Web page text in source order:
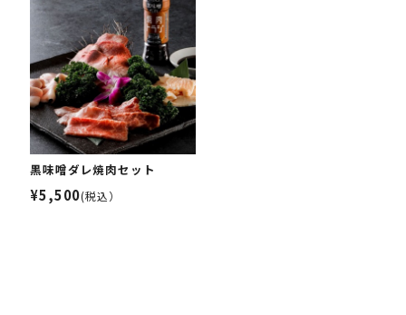
黒味噌ダレ焼肉セット
¥5,500(税込）